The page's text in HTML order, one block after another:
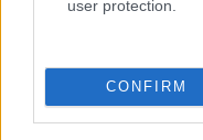
user protection.
CONFIRM
számlázáshoz!
Ezekben az
utcai cipőddel be